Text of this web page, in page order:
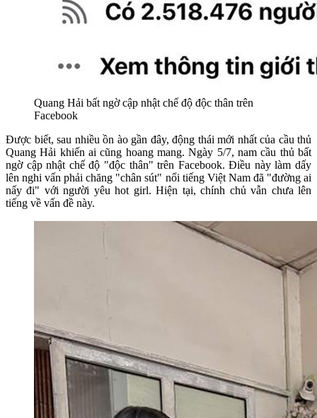
Quang Hải bất ngờ cập nhật chế độ độc thân trên
Facebook
Được biết, sau nhiều ồn ào gần đây, động thái mới nhất của cầu thủ
Quang Hải khiến ai cũng hoang mang. Ngày 5/7, nam cầu thủ bất
ngờ cập nhật chế độ "độc thân" trên Facebook. Điều này làm dấy
lên nghi vấn phải chăng "chân sút" nổi tiếng Việt Nam đã "đường ai
nấy đi" với người yêu hot girl. Hiện tại, chính chủ vẫn chưa lên
tiếng về vấn đề này.